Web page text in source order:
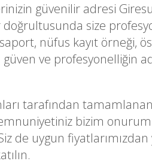
güvenilir adresi
doğrultusunda size
nüfus kayıt örneği,
güven ve profesyonelliğin
tarafından
bizim
de uygun